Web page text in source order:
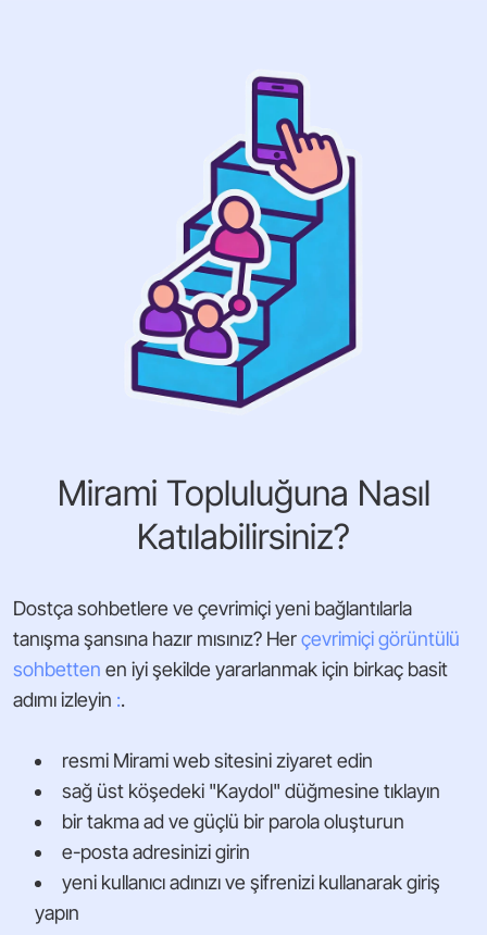
Mirami Topluluğuna Nasıl
Katılabilirsiniz?
Dostça sohbetlere ve çevrimiçi yeni bağlantılarla
tanışma şansına hazır mısınız? Herçevrimiçi görüntülü
sohbetten en iyi şekilde yararlanmak için birkaç basit
adımı izleyin :.
resmi Mirami web sitesini ziyaret edin
sağ üst köşedeki "Kaydol" düğmesine tıklayın
bir takma ad ve güçlü bir parola oluşturun
e-posta adresinizi girin
yeni kullanıcı adınızı ve şifrenizi kullanarak giriş
yapın